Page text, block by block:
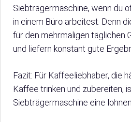
Siebträgermaschine, wenn du
in einem Büro arbeitest. Denn
für den mehrmaligen täglichen
und liefern konstant gute
Fazit: Für Kaffeeliebhaber, die
Kaffee trinken und zubereiten,
Siebträgermaschine eine